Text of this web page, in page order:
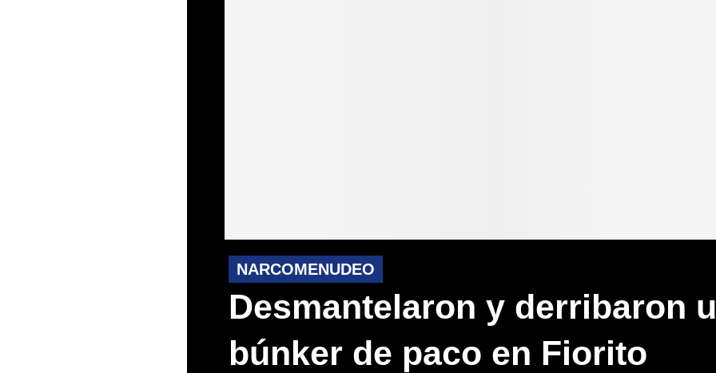
NARCOMENUDEO
Desmantelaron y derribaron
búnker de paco en Fiorito